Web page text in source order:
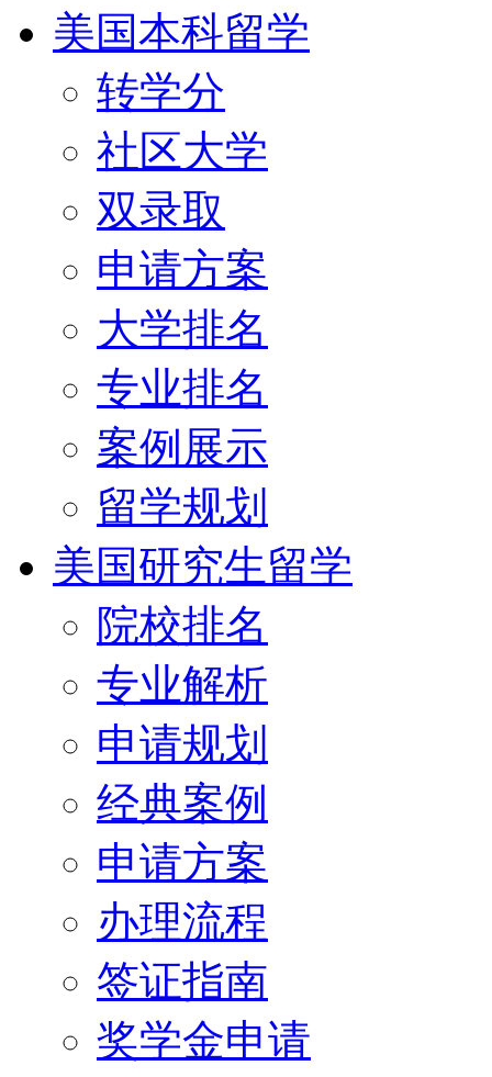
美国本科留学
转学分
社区大学
双录取
申请方案
大学排名
专业排名
案例展示
留学规划
美国研究生留学
院校排名
专业解析
申请规划
经典案例
申请方案
办理流程
签证指南
奖学金申请